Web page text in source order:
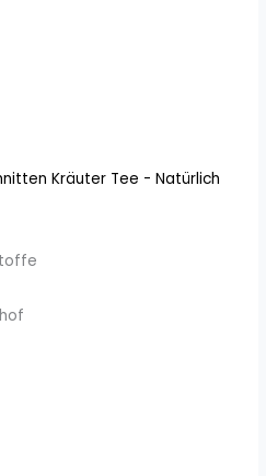
Kräuter Tee - Natürlich